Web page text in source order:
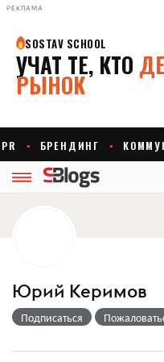
РЕКЛАМА
Юрий Керимов
Подписаться